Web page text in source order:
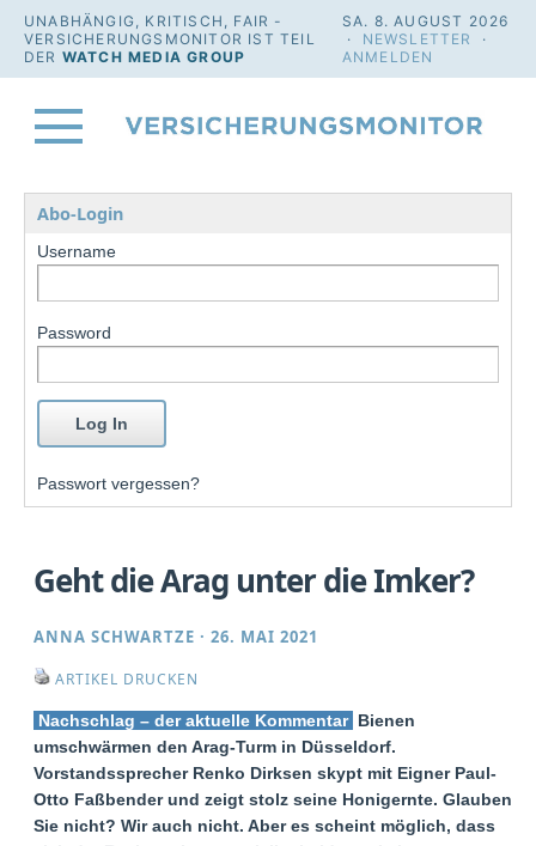
UNABHÄNGIG, KRITISCH, FAIR -
VERSICHERUNGSMONITOR IST TEIL
DER WATCH MEDIA GROUP
SA. 8. AUGUST 2026
· NEWSLETTER
·
ANMELDEN
Abo-Login
Username
Password
Passwort vergessen?
Geht die Arag unter die Imker?
ANNA SCHWARTZE ·26. MAI 2021
ARTIKEL DRUCKEN
Nachschlag – der aktuelle Kommentar Bienen
umschwärmen den Arag-Turm in Düsseldorf.
Vorstandssprecher Renko Dirksen skypt mit Eigner Paul-
Otto Faßbender und zeigt stolz seine Honigernte. Glauben
Sie nicht? Wir auch nicht. Aber es scheint möglich, dass